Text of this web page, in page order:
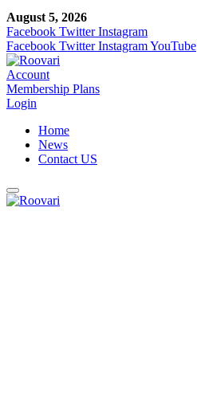
August 5, 2026
Facebook Twitter Instagram
Facebook Twitter InstagramYouTube
Account
Membership Plans
Login
Home
News
Contact US